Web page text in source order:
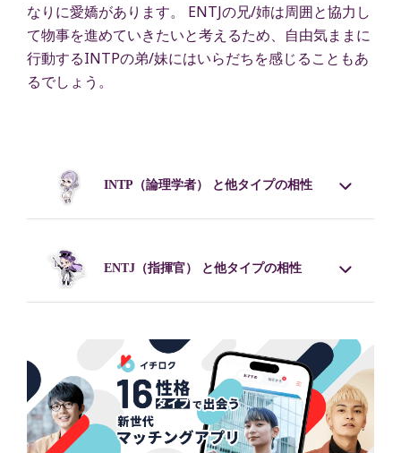
なりに愛嬌があります。 ENTJの兄/姉は周囲と協力し
て物事を進めていきたいと考えるため、自由気ままに
行動するINTPの弟/妹にはいらだちを感じることもあ
るでしょう。
INTP （論理学者） と他タイプの相性
ENTJ （指揮官） と他タイプの相性